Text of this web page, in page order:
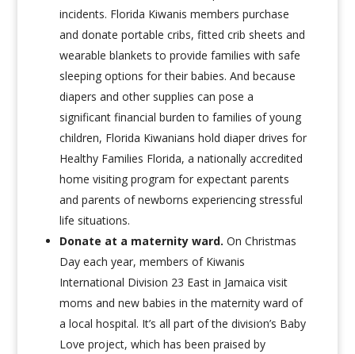
incidents. Florida Kiwanis members purchase
and donate portable cribs, fitted crib sheets and
wearable blankets to provide families with safe
sleeping options for their babies. And because
diapers and other supplies can pose a
significant financial burden to families of young
children, Florida Kiwanians hold diaper drives for
Healthy Families Florida, a nationally accredited
home visiting program for expectant parents
and parents of newborns experiencing stressful
life situations.
Donate at a maternity ward. On Christmas
Day each year, members of Kiwanis
International Division 23 East in Jamaica visit
moms and new babies in the maternity ward of
a local hospital. It’s all part of the division’s Baby
Love project, which has been praised by